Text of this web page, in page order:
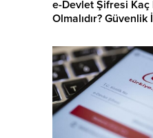
e-Devlet Şifresi Kaç
Olmalıdır? Güvenlik